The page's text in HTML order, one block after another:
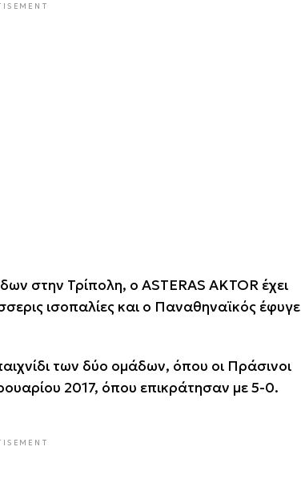
στην Τρίπολη, ο ASTERAS AKTOR έχει
ισοπαλίες και ο Παναθηναϊκός έφυγε
των δύο ομάδων, όπου οι Πράσινοι
2017, όπου επικράτησαν με 5-0.